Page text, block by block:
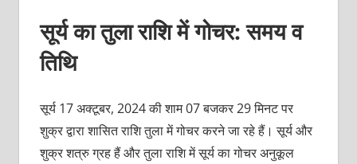
सूर्य का तुला राशि में गोचर: समय व
तिथि
सूर्य 17 अक्टूबर, 2024 की शाम 07 बजकर 29 मिनट पर
शुक्र द्वारा शासित राशि तुला में गोचर करने जा रहे हैं। सूर्य और
शुक्र शत्रु ग्रह हैं और तुला राशि में सूर्य का गोचर अनुकूल